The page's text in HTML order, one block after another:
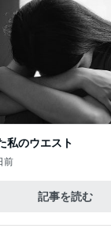
私のウエスト
前
記事を読む